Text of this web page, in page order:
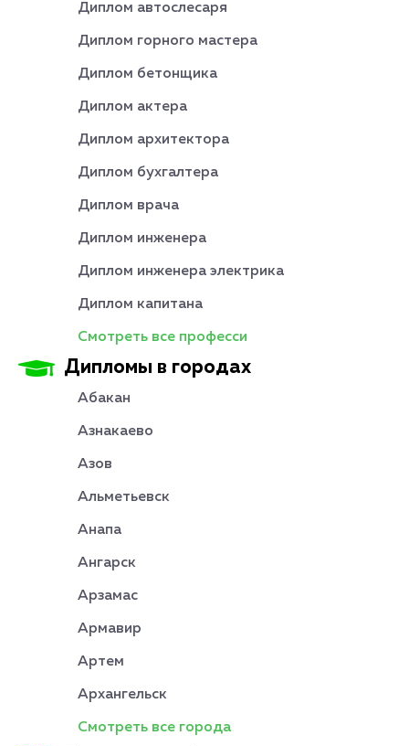
Диплом автослесаря
Диплом горного мастера
Диплом бетонщика
Диплом актера
Диплом архитектора
Диплом бухгалтера
Диплом врача
Диплом инженера
Диплом инженера электрика
Диплом капитана
Смотреть все професси
Дипломы в городах
Абакан
Азнакаево
Азов
Альметьевск
Анапа
Ангарск
Арзамас
Армавир
Артем
Архангельск
Смотреть все города